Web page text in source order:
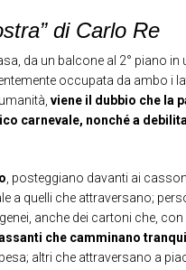
di Carlo Re
da un balcone al 2° piano in
occupata da ambo i
viene il dubbio che la
carnevale, nonché a
, posteggiano davanti ai
a quelli che attraversano;
anche dei cartoni che,
che camminano
altri che attraversano a